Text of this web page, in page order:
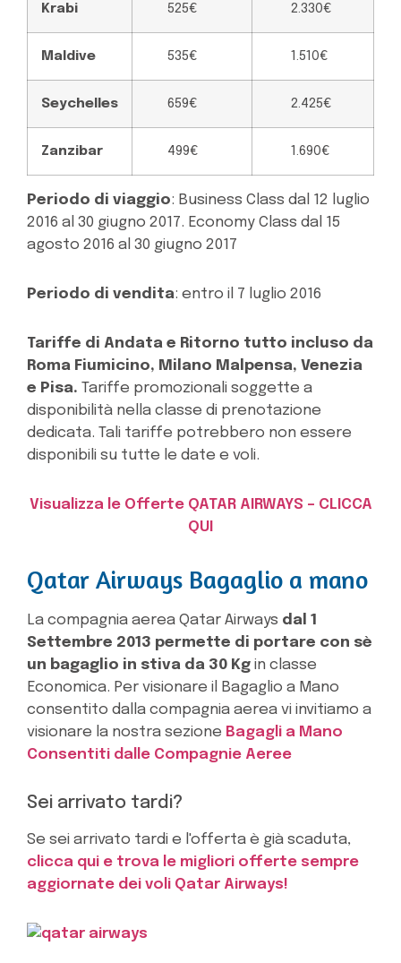
Krabi 525€ 2.330€
Maldive 535€ 1.510€
Seychelles 659€ 2.425€
Zanzibar 499€ 1.690€
Periodo di viaggio: Business Class dal 12 luglio
2016 al 30 giugno 2017. Economy Class dal 15
agosto 2016 al 30 giugno 2017
Periodo di vendita: entro il 7 luglio 2016
Tariffe di Andata e Ritorno tutto incluso da
Roma Fiumicino, Milano Malpensa, Venezia
e Pisa. Tariffe promozionali soggette a
disponibilità nella classe di prenotazione
dedicata. Tali tariffe potrebbero non essere
disponibili su tutte le date e voli.
Visualizza le Offerte QATAR AIRWAYS – CLICCA
QUI
Qatar Airways Bagaglio a mano
La compagnia aerea Qatar Airways dal 1
Settembre 2013 permette di portare con sè
un bagaglio in stiva da 30 Kg in classe
Economica. Per visionare il Bagaglio a Mano
consentito dalla compagnia aerea vi invitiamo a
visionare la nostra sezione Bagagli a Mano
Consentiti dalle Compagnie Aeree
Sei arrivato tardi?
Se sei arrivato tardi e l'offerta è già scaduta,
clicca qui e trova le migliori offerte sempre
aggiornate dei voli Qatar Airways!